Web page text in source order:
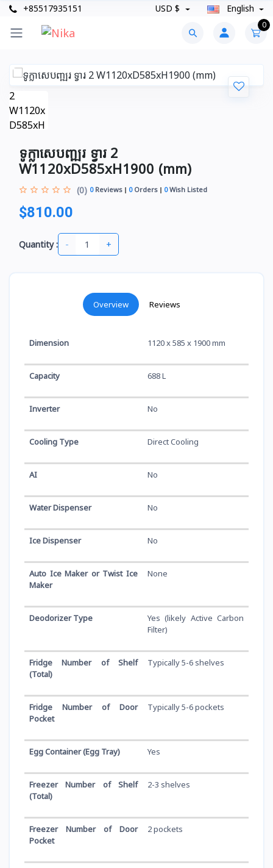
+85517935151 USD $ English
0
ទូក្លាសេបញ្ឍរ ទ្វារ 2
W1120xD585xH1900 (mm)
(0) 0Reviews 0Orders 0Wish Listed
$810.00
Quantity : - +
Overview Reviews
Dimension 1120 x 585 x 1900 mm
Capacity 688 L
Inverter No
Cooling Type Direct Cooling
AI No
Water Dispenser No
Ice Dispenser No
Auto Ice Maker or Twist Ice
Maker
None
Deodorizer Type
Yes (likely Active Carbon
Filter)
Fridge Number of Shelf
(Total)
Typically 5-6 shelves
Fridge Number of Door
Pocket
Typically 5-6 pockets
Egg Container (Egg Tray) Yes
Freezer Number of Shelf
(Total)
2-3 shelves
Freezer Number of Door
Pocket
2 pockets